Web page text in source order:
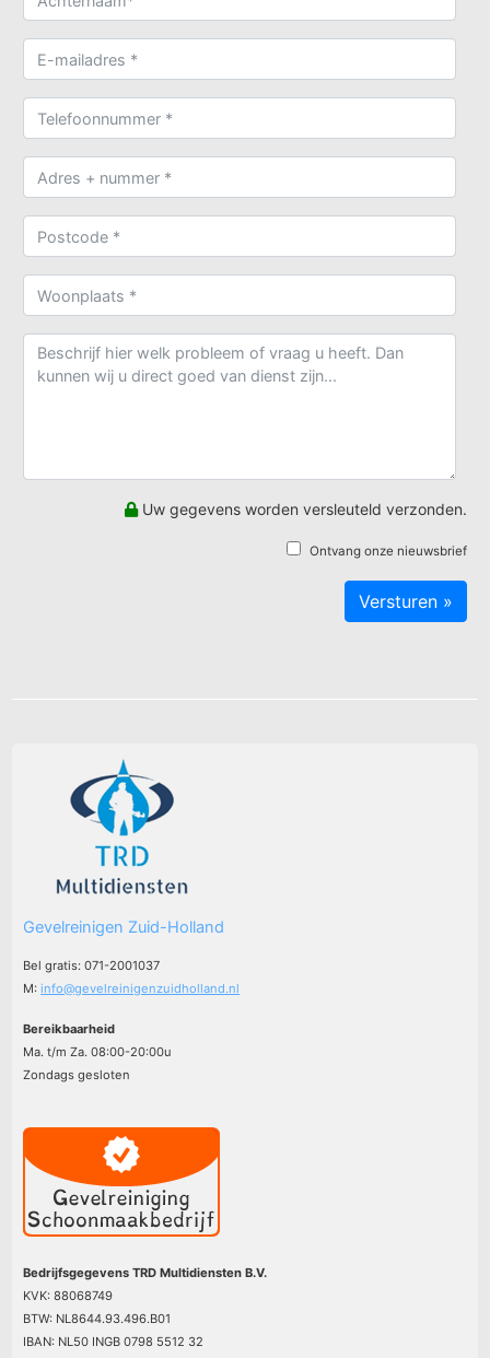
Uw gegevens worden versleuteld verzonden.
Ontvang onze nieuwsbrief
Gevelreinigen Zuid-Holland
Bel gratis: 071-2001037
M:info@gevelreinigenzuidholland.nl
Bereikbaarheid
Ma. t/m Za. 08:00-20:00u
Zondags gesloten
Bedrijfsgegevens TRD Multidiensten B.V.
KVK: 88068749
BTW: NL8644.93.496.B01
IBAN: NL50 INGB 0798 5512 32